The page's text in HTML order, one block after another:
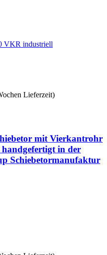
Lieferzeit)
mit Vierkantrohr
in der
Schiebetormanufaktur